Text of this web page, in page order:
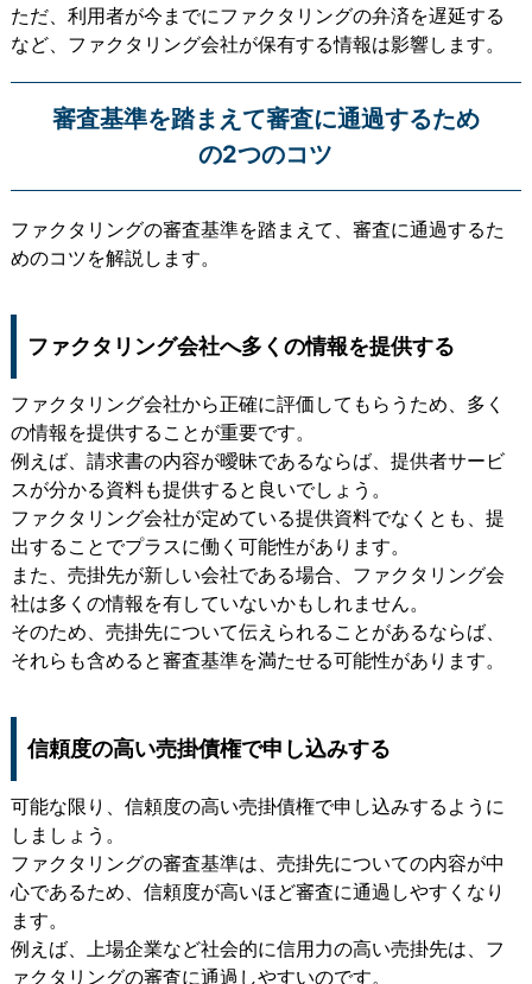
ただ、利用者が今までにファクタリングの弁済を遅延する
など、ファクタリング会社が保有する情報は影響します。
審査基準を踏まえて審査に通過するため
の2つのコツ
ファクタリングの審査基準を踏まえて、審査に通過するた
めのコツを解説します。
ファクタリング会社へ多くの情報を提供する
ファクタリング会社から正確に評価してもらうため、多く
の情報を提供することが重要です。
例えば、請求書の内容が曖昧であるならば、提供者サービ
スが分かる資料も提供すると良いでしょう。
ファクタリング会社が定めている提供資料でなくとも、提
出することでプラスに働く可能性があります。
また、売掛先が新しい会社である場合、ファクタリング会
社は多くの情報を有していないかもしれません。
そのため、売掛先について伝えられることがあるならば、
それらも含めると審査基準を満たせる可能性があります。
信頼度の高い売掛債権で申し込みする
可能な限り、信頼度の高い売掛債権で申し込みするように
しましょう。
ファクタリングの審査基準は、売掛先についての内容が中
心であるため、信頼度が高いほど審査に通過しやすくなり
ます。
例えば、上場企業など社会的に信用力の高い売掛先は、フ
ァクタリングの審査に通過しやすいのです。